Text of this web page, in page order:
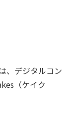
、デジタルコン
（ケイク